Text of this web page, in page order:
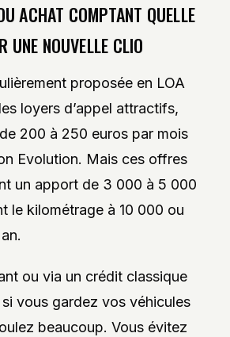
ACHAT COMPTANT QUELLE
UNE NOUVELLE CLIO
proposée en LOA
loyers d’appel attractifs,
200 à 250 euros par mois
Evolution. Mais ces offres
un apport de 3 000 à 5 000
le kilométrage à 10 000 ou
ou via un crédit classique
vous gardez vos véhicules
beaucoup. Vous évitez